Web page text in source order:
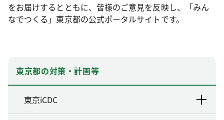
をお届けするとともに、皆様のご意見を反映し、「みん
なでつくる」東京都の公式ポータルサイトです。
東京都の対策・計画等
東京iCDC